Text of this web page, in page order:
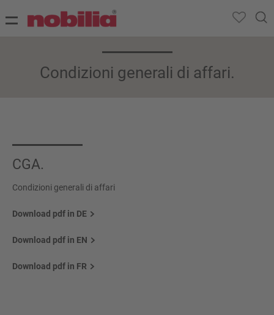
Condizioni generali di affari.
CGA.
Condizioni generali di affari
Download pdf in DE
Download pdf in EN
Download pdf in FR